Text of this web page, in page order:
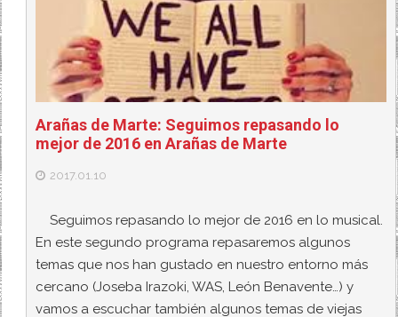
Arañas de Marte: Seguimos repasando lo
mejor de 2016 en Arañas de Marte
2017.01.10
Seguimos repasando lo mejor de 2016 en lo musical.
En este segundo programa repasaremos algunos
temas que nos han gustado en nuestro entorno más
cercano (Joseba Irazoki, WAS, León Benavente…) y
vamos a escuchar también algunos temas de viejas